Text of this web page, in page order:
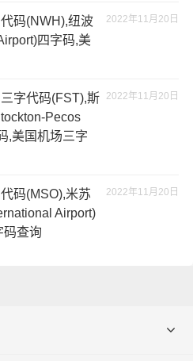
2022年11月20日
码(NWH),纽波
四字码,美
2022年11月20日
字代码(FST),斯
Pecos
,美国机场三字
2022年11月20日
码(MSO),米苏
Airport)
码查询